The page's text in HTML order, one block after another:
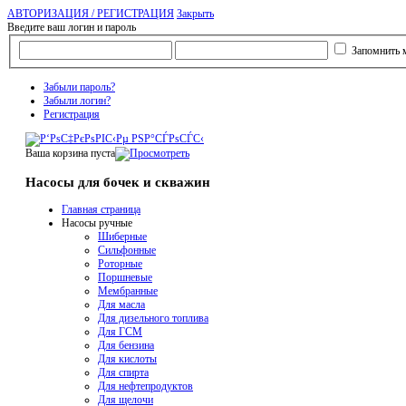
АВТОРИЗАЦИЯ / РЕГИСТРАЦИЯ Закрыть
Введите ваш логин и пароль
Запомнить
Забыли пароль?
Забыли логин?
Регистрация
Ваша корзина пуста
Насосы для бочек и скважин
Главная страница
Насосы ручные
Шиберные
Сильфонные
Роторные
Поршневые
Мембранные
Для масла
Для дизельного топлива
Для ГСМ
Для бензина
Для кислоты
Для спирта
Для нефтепродуктов
Для щелочи